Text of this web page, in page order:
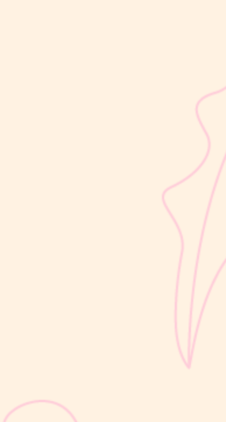
dalam masa 1000 Hari Pertama Kehidupan (HPK). Pada tahap ini,
perkembangan si Kecil berlangsung sangat pesat, mulai dari
kemampuan berjalan, berbicara, hingga berinteraksi dengan orang